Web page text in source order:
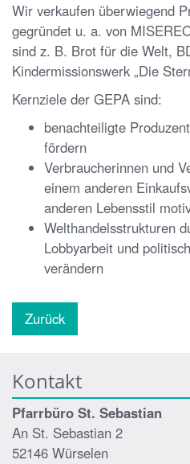
Wir verkaufen überwiegend
gegründet u. a. von
sind z. B. Brot für die Welt,
Kindermissionswerk „Die
Kernziele der GEPA sind:
benachteiligte
fördern
Verbraucherinnen und
einem anderen
anderen Lebensstil
Welthandelsstrukturen
Lobbyarbeit und
verändern
Zurück
Kontakt
Pfarrbüro St. Sebastian
An St. Sebastian 2
52146 Würselen